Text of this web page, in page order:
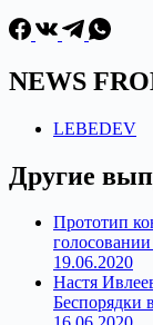
NEWS
LEBEDEV
Другие
Прототип
19.06.2020
Настя
Беспорядки